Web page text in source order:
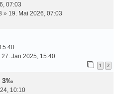
07:03
» 19. Mai 2026, 07:03
27. Jan 2025, 15:40
1 2
3‰
10:10